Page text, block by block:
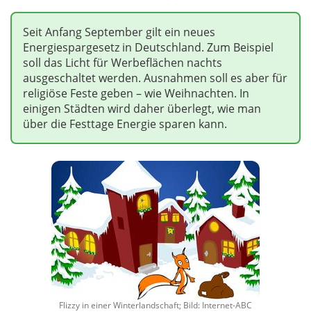
Seit Anfang September gilt ein neues
Energiespargesetz in Deutschland. Zum Beispiel
soll das Licht für Werbeflächen nachts
ausgeschaltet werden. Ausnahmen soll es aber für
religiöse Feste geben – wie Weihnachten. In
einigen Städten wird daher überlegt, wie man
über die Festtage Energie sparen kann.
Flizzy in einer Winterlandschaft; Bild: Internet-ABC